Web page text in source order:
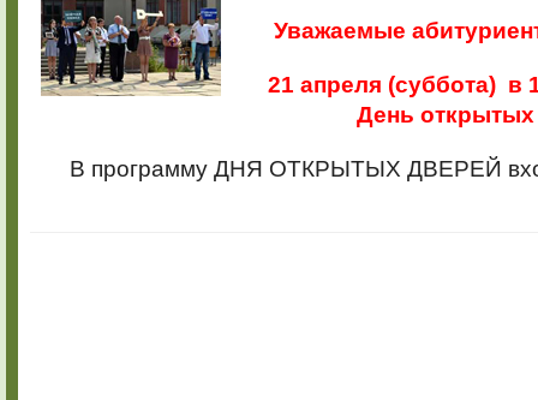
Уважаемые
21 апреля (суббота) в
День
В программу ДНЯ ОТКРЫТЫХ ДВЕРЕЙ